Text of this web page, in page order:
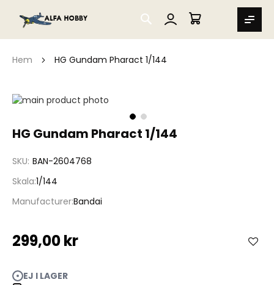
SEARCH
MIN VARUKORG
Hem HG Gundam Pharact 1/144
HG Gundam Pharact 1/144
SKU BAN-2604768
Skala 1/144
ManufacturerBandai
299,00 kr
EJ I LAGER
Hoppa
av
Hoppa
av
bildgalleriet